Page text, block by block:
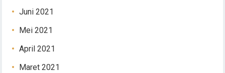
Juni 2021
Mei 2021
April 2021
Maret 2021